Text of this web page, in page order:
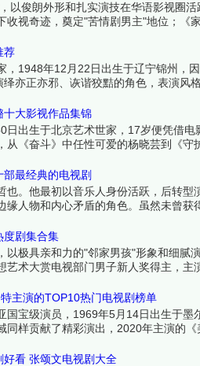
以俊朗外形和扎实演技在华语影视圈
视奇迹，奠定"苦情剧男主"地位；《
起来看看详细名单吧！
荐
1948年12月22日出生于辽宁锦州，
亦正亦邪、诙谐狡黠的角色，表演
，并多次主持央视春晚。其主演的
单吧！
大影视作品集锦
出生于北京艺术世家，17岁便凭借
《奋斗》中任性可爱的杨晓芸到《
视剧作品仍具有广泛影响力。下面跟
最经典的电视剧
。他最初以音乐人身份活跃，后转
人物和内心矛盾的角色。虽然未曾
度剧集合集
以极具亲和力的"邻家男孩"形象和细
术大赏电视部门男子新人奖得主，
来看看详细名单吧！
主演的TOP10热门电视剧榜单
国宝级演员，1969年5月14日出生于
同样贡献了精彩演出，2020年主演的
从历史人物到现代精英都能完美驾
看 张颂文电视剧大全